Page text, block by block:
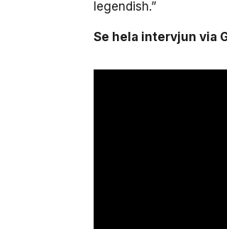
legendish.”
Se hela intervjun via